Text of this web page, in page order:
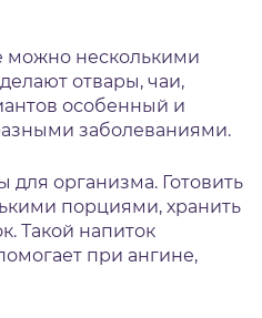
можно несколькими
отвары, чаи,
особенный и
заболеваниями.
для организма. Готовить
порциями, хранить
Такой напиток
при ангине,